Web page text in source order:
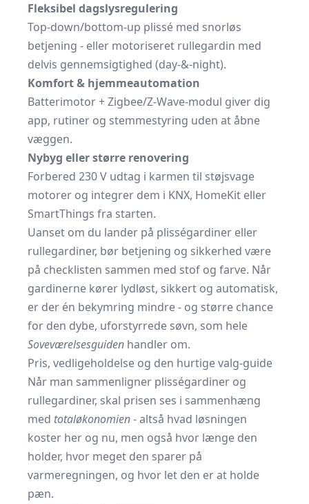
Fleksibel dagslys­regulering
Top-down/bottom-up plissé med snorløs
betjening - eller motoriseret rullegardin med
delvis gennemsigtighed (day-&-night).
Komfort & hjemme­automation
Batteri­motor + Zigbee/Z-Wave-modul giver dig
app, rutiner og stemmestyring uden at åbne
væggen.
Nybyg eller større renovering
Forbered 230 V udtag i karmen til støjsvage
motorer og integrer dem i KNX, HomeKit eller
SmartThings fra starten.
Uanset om du lander på plisségardiner eller
rullegardiner, bør betjening og sikkerhed være
på checklisten sammen med stof og farve. Når
gardinerne kører lydløst, sikkert og automatisk,
er der én bekymring mindre - og større chance
for den dybe, uforstyrrede søvn, som hele
Soveværelsesguiden handler om.
Pris, vedligeholdelse og den hurtige valg-guide
Når man sammenligner plisségardiner og
rullegardiner, skal prisen ses i sammenhæng
med totaløkonomien- altså hvad løsningen
koster her og nu, men også hvor længe den
holder, hvor meget den sparer på
varmeregningen, og hvor let den er at holde
pæn.